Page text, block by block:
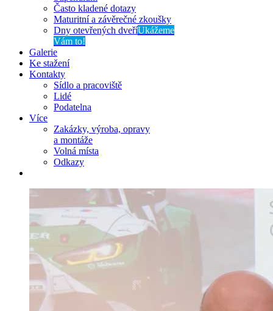
Často kladené dotazy
Maturitní a závěrečné zkoušky
Dny otevřených dveříUkážeme
Vám to!
Galerie
Ke stažení
Kontakty
Sídlo a pracoviště
Lidé
Podatelna
Více
Zakázky, výroba, opravy
a montáže
Volná místa
Odkazy